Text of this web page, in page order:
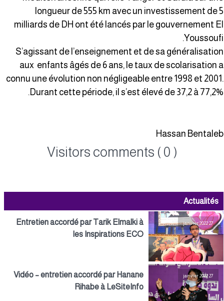
longueur de 555 km avec un investissement de
milliards de DH ont été lancés par le gouvernement
S’agissant de l’enseignement et de sa
aux enfants âgés de 6 ans, le taux de scolarisation
connu une évolution non négligeable entre 1998 et
Durant cette période, il s’est élevé de 37,2 à
Hassan
Visitors comments ( 0 )
Actualités
27 janvier 2022
Entretien accordé par Tarik Elmalki à
les Inspirations ECO
27 janvier 2022
Vidéo – entretien accordé par Hanane
Rihabe à LeSiteInfo